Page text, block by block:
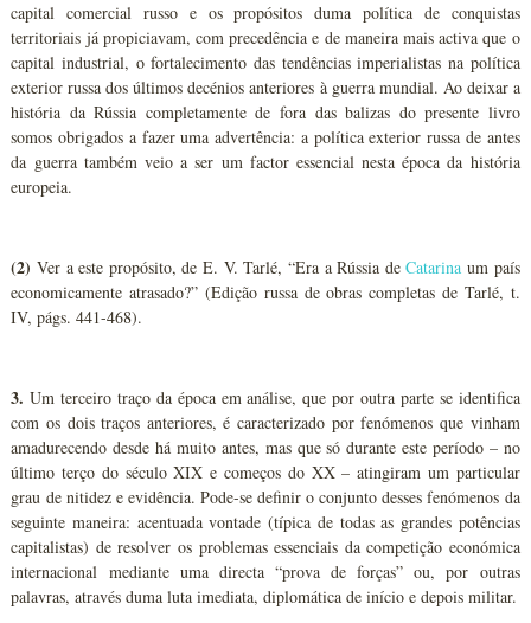
capital comercial russo e os propósitos duma política de conquistas
territoriais já propiciavam, com precedência e de maneira mais activa que o
capital industrial, o fortalecimento das tendências imperialistas na política
exterior russa dos últimos decénios anteriores à guerra mundial. Ao deixar a
história da Rússia completamente de fora das balizas do presente livro
somos obrigados a fazer uma advertência: a política exterior russa de antes
da guerra também veio a ser um factor essencial nesta época da história
europeia.
(2) Ver a este propósito, de E. V. Tarlé, “Era a Rússia deCatarina um país
economicamente atrasado?” (Edição russa de obras completas de Tarlé, t.
IV, págs. 441-468).
3. Um terceiro traço da época em análise, que por outra parte se identifica
com os dois traços anteriores, é caracterizado por fenómenos que vinham
amadurecendo desde há muito antes, mas que só durante este período – no
último terço do século XIX e começos do XX – atingiram um particular
grau de nitidez e evidência. Pode-se definir o conjunto desses fenómenos da
seguinte maneira: acentuada vontade (típica de todas as grandes potências
capitalistas) de resolver os problemas essenciais da competição económica
internacional mediante uma directa “prova de forças” ou, por outras
palavras, através duma luta imediata, diplomática de início e depois militar.